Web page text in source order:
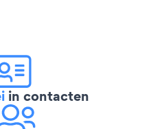
in contacten